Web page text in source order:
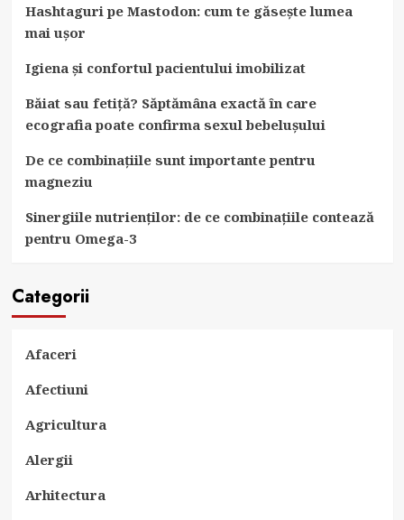
Hashtaguri pe Mastodon: cum te găsește lumea
mai ușor
Igiena și confortul pacientului imobilizat
Băiat sau fetiță? Săptămâna exactă în care
ecografia poate confirma sexul bebelușului
De ce combinațiile sunt importante pentru
magneziu
Sinergiile nutrienților: de ce combinațiile contează
pentru Omega-3
Categorii
Afaceri
Afectiuni
Agricultura
Alergii
Arhitectura